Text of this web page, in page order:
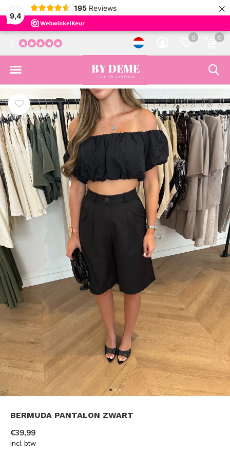
9,4
195 Reviews ×
0 0
BERMUDA PANTALON ZWART
€39,99
Incl. btw